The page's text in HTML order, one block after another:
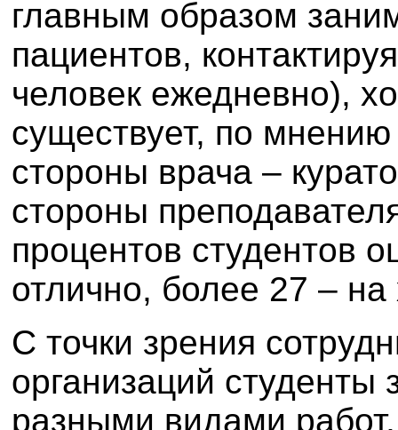
главным образом
пациентов,
человек ежедневно),
существует, по мнению
стороны врача –
стороны
процентов студентов
отлично, более 27 –
С точки зрения
организаций
разными видами